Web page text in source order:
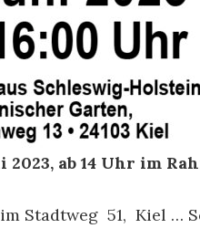
2023, ab 14 Uhr im
Stadtweg 51, Kiel …